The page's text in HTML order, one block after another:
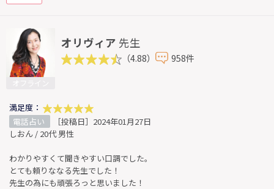
オリヴィア 先生
（4.88） 958件
満足度：
電話占い
［投稿日］2024年01月27日
しおん / 20代 男性
わかりやすくて聞きやすい口調でした。
とても頼りななる先生でした！
先生の為にも頑張ろっと思いました！